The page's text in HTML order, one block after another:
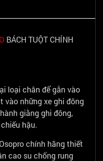
BÁCH TUỘT CHÍNH
loại chân để gắn vào
vào những xe ghi đông
giằng ghi đông,
hậu.
chính hãng thiết
cao su chống rung